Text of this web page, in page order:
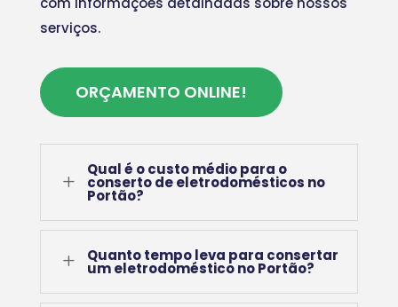
serviços.
ORÇAMENTO ONLINE!
L
Qual é o custo médio para o
conserto de eletrodomésticos no
Portão?
L Quanto tempo leva para consertar
um eletrodoméstico no Portão?